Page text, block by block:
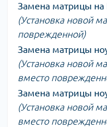
Замена матрицы на
(Установка новой
поврежденной)
Замена матрицы
(Установка новой
вместо
Замена матрицы
(Установка новой
вместо